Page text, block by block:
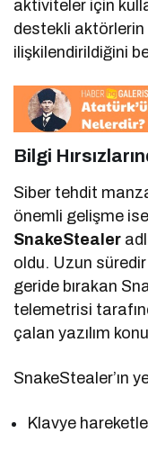
aktiviteler için
destekli aktörlerin
ilişkilendirildiğini
Bilgi
Siber tehdit
önemli gelişme ise
SnakeStealer
oldu. Uzun
geride bırakan
telemetrisi
çalan yazılım
SnakeStealer’ın
Klavye